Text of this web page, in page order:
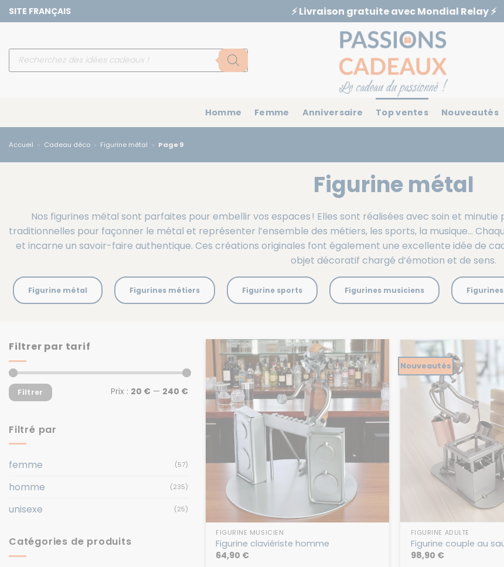
Passer
au
SITE FRANÇAIS ⚡️ Livraison gratuite avec Mondial Relay ⚡️
Recherche
Homme Femme Anniversaire Top ventes Nouveautés
Accueil » Cadeau déco » Figurine métal » Page 9
Figurine métal
Nos figurines métal sont parfaites pour embellir vos espaces ! Elles sont réalisées avec soin et
traditionnelles pour façonner le métal et représenter l’ensemble des métiers, les sports, la musique…
et incarne un savoir-faire authentique. Ces créations originales font également une excellente idée de
objet décoratif chargé d’émotion et de sens.
Figurine métal Figurines métiers Figurine sports Figurines musiciens
Filtrer par tarif
Prix
min
Prix
max
Filtrer Prix : 20 € — 240 €
Filtré par
femme (57)
homme (235)
unisexe (25)
Catégories de produits
FIGURINE MUSICIEN
Figurine claviériste homme
64,90 €
Nouveautés
FIGURINE ADULTE
Figurine couple au
98,90 €